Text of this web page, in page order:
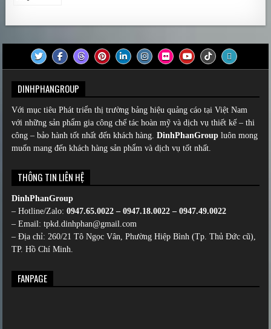
DINHPHANGROUP
Với mục tiêu Phát triển thị trường bảng hiệu quảng cáo tại Việt Nam
với những sản phẩm gia công chế tác hoàn mỹ và dịch vụ thiết kế – thi
công – bảo hành tốt nhất đến khách hàng.DinhPhanGroup luôn mong
muốn mang đến khách hàng sản phẩm và dịch vụ tốt nhất.
THÔNG TIN LIÊN HỆ
DinhPhanGroup
– Hotline/Zalo:0947.65.0022 – 0947.18.0022 – 0947.49.0022
– Email: tpkd.dinhphan@gmail.com
– Địa chỉ: 260/21 Tô Ngọc Vân, Phường Hiệp Bình (Tp. Thủ Đức cũ),
TP. Hồ Chí Minh.
FANPAGE